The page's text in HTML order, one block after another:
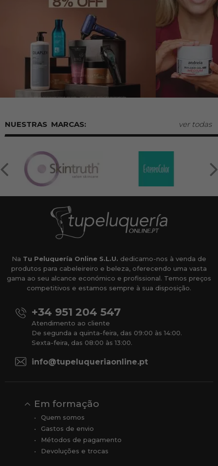
MARCAS: ver todas
Na Tu Peluquería Online S.L.U. dedicamo-nos à venda de
produtos para cabeleireiro e beleza, oferecendo uma vasta
gama ao seu alcance económico e profissional. Temos preços
competitivos e estamos sempre à sua disposição.
+34 951 204 547
Atendimento ao cliente
De segunda a quinta-feira, das 09:00 às 14:00.
Sexta-feira, das 08:00 às 13:00.
info@tupeluqueriaonline.pt
Em formação
Quem somos
Gastos de envio
Métodos de pagamento
Devoluções e trocas